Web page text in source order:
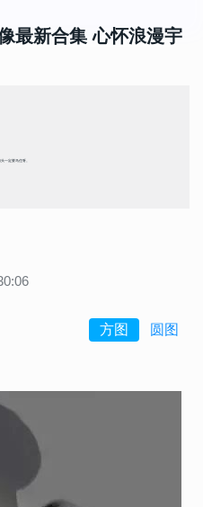
最新合集 心怀浪漫宇
一定要马住呀。
方图 圆图